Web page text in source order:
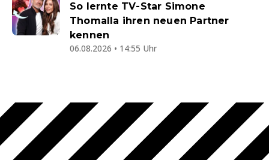
So lernte TV-Star Simone
Thomalla ihren neuen Partner
kennen
06.08.2026 • 14:55 Uhr